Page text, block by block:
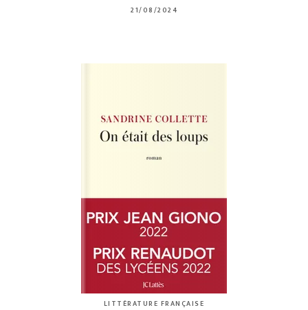
21/08/2024
LITTÉRATURE FRANÇAISE